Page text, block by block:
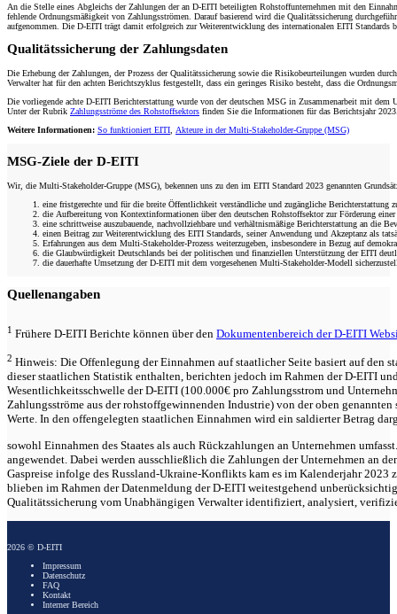
An die Stelle eines Abgleichs der Zahlungen der an D-EITI beteiligten Rohstoffunternehmen mit den
fehlende Ordnungsmäßigkeit von Zahlungsströmen. Darauf basierend wird die Qualitätssicherung
aufgenommen. Die D-EITI trägt damit erfolgreich zur Weiterentwicklung des internationalen EITI Standards
Qualitätssicherung der Zahlungsdaten
Die Erhebung der Zahlungen, der Prozess der Qualitätssicherung sowie die Risikobeurteilungen wurden
Verwalter hat für den achten Berichtszyklus festgestellt, dass ein geringes Risiko besteht, dass die
Die vorliegende achte D-EITI Berichterstattung wurde von der deutschen MSG in Zusammenarbeit mit
Unter der Rubrik Zahlungsströme des Rohstoffsektors finden Sie die Informationen für das Berichtsjahr
Weitere Informationen: So funktioniert EITI Akteure in der Multi-Stakeholder-Gruppe (MSG)
MSG-Ziele der D-EITI
Wir, die Multi-Stakeholder-Gruppe (MSG), bekennen uns zu den im EITI Standard 2023 genannten
eine fristgerechte und für die breite Öffentlichkeit verständliche und zugängliche
die Aufbereitung von Kontextinformationen über den deutschen Rohstoffsektor zur Förderung
eine schrittweise auszubauende, nachvollziehbare und verhältnismäßige Berichterstattung an die
einen Beitrag zur Weiterentwicklung des EITI Standards, seiner Anwendung und Akzeptanz als
Erfahrungen aus dem Multi-Stakeholder-Prozess weiterzugeben, insbesondere in Bezug auf
die Glaubwürdigkeit Deutschlands bei der politischen und finanziellen Unterstützung der EITI
die dauerhafte Umsetzung der D-EITI mit dem vorgesehenen Multi-Stakeholder-Modell
Quellenangaben
1 Frühere D-EITI Berichte können über den Dokumentenbereich der D-EITI
2 Hinweis: Die Offenlegung der Einnahmen auf staatlicher Seite basiert auf
dieser staatlichen Statistik enthalten, berichten jedoch im Rahmen der D-EITI
Wesentlichkeitsschwelle der D-EITI (100.000€ pro Zahlungsstrom und
Zahlungsströme aus der rohstoffgewinnenden Industrie) von der oben
Werte. In den offengelegten staatlichen Einnahmen wird ein saldierter Betrag
sowohl Einnahmen des Staates als auch Rückzahlungen an Unternehmen
angewendet. Dabei werden ausschließlich die Zahlungen der Unternehmen an
Gaspreise infolge des Russland‑Ukraine‑Konflikts kam es im Kalenderjahr
blieben im Rahmen der Datenmeldung der D-EITI weitestgehend
Qualitätssicherung vom Unabhängigen Verwalter identifiziert, analysiert,
2026 © D-EITI
Impressum
Datenschutz
FAQ
Kontakt
Interner Bereich